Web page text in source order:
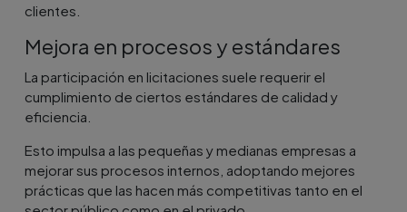
clientes.
Mejora en procesos y estándares
La participación en licitaciones suele requerir el
cumplimiento de ciertos estándares de calidad y
eficiencia.
Esto impulsa a las pequeñas y medianas empresas a
mejorar sus procesos internos, adoptando mejores
prácticas que las hacen más competitivas tanto en el